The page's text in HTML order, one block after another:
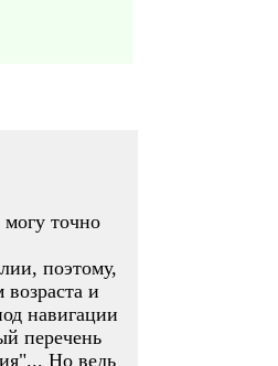
могу точно
поэтому,
и
навигации
перечень
Но ведь